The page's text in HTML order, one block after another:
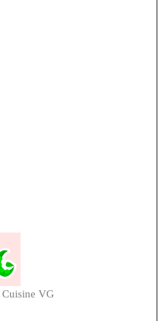
Cuisine VG